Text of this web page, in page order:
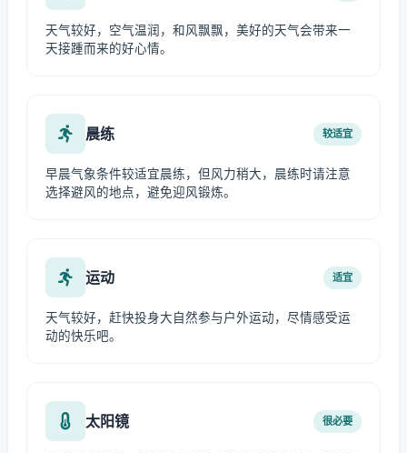
天气较好，空气温润，和风飘飘，美好的天气会带来一
天接踵而来的好心情。
晨练 较适宜
早晨气象条件较适宜晨练，但风力稍大，晨练时请注意
选择避风的地点，避免迎风锻炼。
运动 适宜
天气较好，赶快投身大自然参与户外运动，尽情感受运
动的快乐吧。
太阳镜 很必要